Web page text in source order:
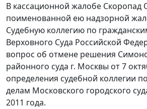
В кассационной жалобе Скоропад
поименованной ею надзорной
Судебную коллегию по
Верховного Суда Российской
вопрос об отмене решения
районного суда г. Москвы от 7
определения судебной коллегии
делам Московского городского
2011 года.